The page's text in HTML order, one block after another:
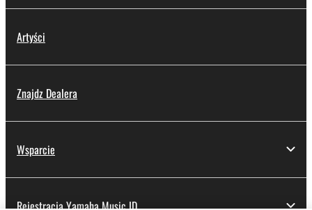
Artyści
Znajdz Dealera
Wsparcie
Rejestracja Yamaha Music ID